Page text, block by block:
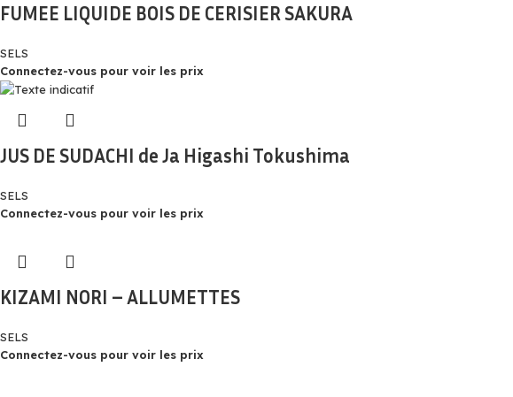
FUMEE LIQUIDE BOIS DE CERISIER SAKURA
SELS
Connectez-vous pour voir les prix
JUS DE SUDACHI de Ja Higashi Tokushima
SELS
Connectez-vous pour voir les prix
KIZAMI NORI – ALLUMETTES
SELS
Connectez-vous pour voir les prix